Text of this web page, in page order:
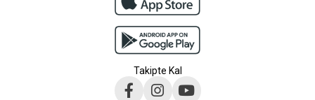
Takipte Kal